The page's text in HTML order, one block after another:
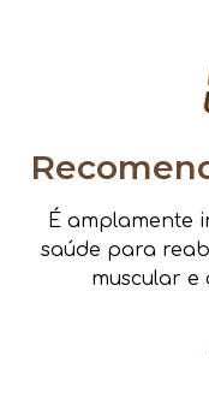
É amplamente
saúde para
muscular e